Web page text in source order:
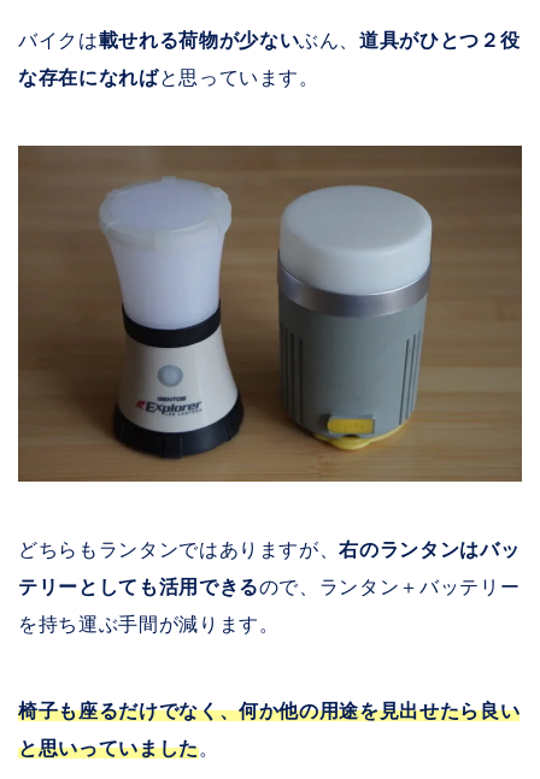
バイクは載せれる荷物が少ないぶん、道具がひとつ２役
な存在になればと思っています。
どちらもランタンではありますが、右のランタンはバッ
テリーとしても活用できるので、ランタン＋バッテリー
を持ち運ぶ手間が減ります。
椅子も座るだけでなく、何か他の用途を見出せたら良い
と思いっていました。